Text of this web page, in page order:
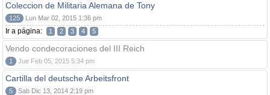
Coleccion de Militaria Alemana de Tony
125 Lun Mar 02, 2015 1:36 pm
Ir a página: 1 2 3 4 5
Vendo condecoraciones del III Reich
1 Jue Feb 05, 2015 5:34 pm
Cartilla del deutsche Arbeitsfront
5 Sab Dic 13, 2014 2:19 pm